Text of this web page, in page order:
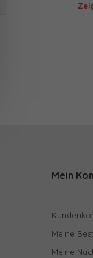
Mein
Meine
Meine